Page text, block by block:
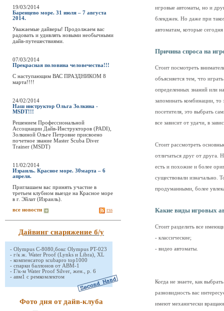
19/03/2014
Баренцево море. 31 июля – 7 августа
2014.
Уважаемые дайверы! Продолжаем вас
радовать и удивлять новыми необычными
дайв-путешествиями.
07/03/2014
Прекрасная половина человечества!!!
C наступающим ВАС ПРАЗДНИКОМ 8
марта!!!!
24/02/2014
Наш инструктор Ольга Золкина -
MSDT!!!
Решением Профессиональной
Ассоциации Дайв-Инструкторов (PADI),
Золкиной Ольге Петровне присвоено
почетное звание Master Scuba Diver
Trainer (MSDT)
11/02/2014
Израиль. Красное море. 30марта – 6
апреля.
Приглашаем вас принять участие в
третьем клубном выезде на Красное море
в г. Эйлат (Израиль).
все новости rss
Дайвинг снаряжение б/у
- Olympus C-8080,бокс Olympus PT-023
- г/к ж. Water Proof (Lynks и Libra), XL
- компенсатор scubapro top1000
- спарки баллонов от АВМ-1
- Г/к-м Water Proof Silver, жен., р. 6
- авм1 с ремкомлектом
Фото дня от дайв-клуба
игровые автоматы, но и
блекджек. Но даже при
автоматам, которые
Причина спроса на
Стоит посмотреть
объясняется тем, что
определенных знаний или
запоминать комбинации, то
посетителя, это выбрать
все зависит от удачи, в
Стоит рассмотреть
отличаться друг от друга.
есть и похожие и более
существовали изначально.
продуманными, более
Какие виды игровых
Стоит разделить все
- классические;
- видео автоматы.
Когда не знаете, как
разновидность вас
имеют механически